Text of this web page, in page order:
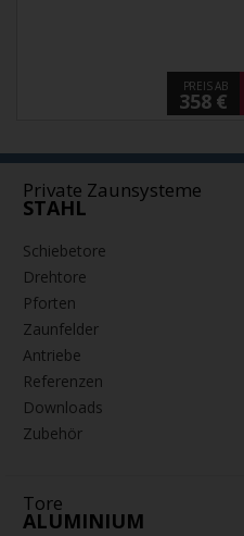
PREIS AB
358 €
Private Zaunsysteme
STAHL
Schiebetore
Drehtore
Pforten
Zaunfelder
Antriebe
Referenzen
Downloads
Zubehör
Tore
ALUMINIUM